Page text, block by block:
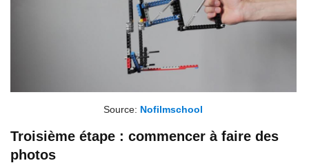
Source: Nofilmschool
Troisième étape : commencer à faire des
photos